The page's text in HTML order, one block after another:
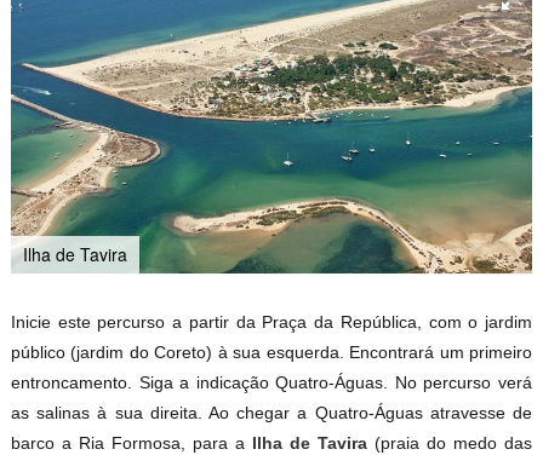
Ilha de Tavira
Inicie este percurso a partir da Praça da República, com o jardim
público (jardim do Coreto) à sua esquerda. Encontrará um primeiro
entroncamento. Siga a indicação Quatro-Águas. No percurso verá
as salinas à sua direita. Ao chegar a Quatro-Águas atravesse de
barco a Ria Formosa, para a Ilha de Tavira (praia do medo das